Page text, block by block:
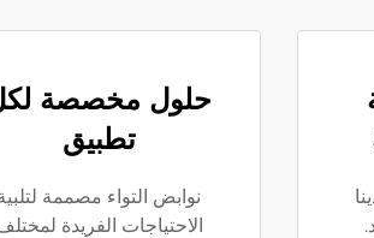
حلول مخصصة
تطبيق
نوابض التواء مصممة
الاحتياجات الفريدة